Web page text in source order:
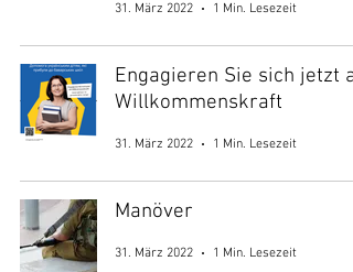
31. März 2022 1 Min. Lesezeit
Engagieren Sie sich jetzt
Willkommenskraft
31. März 2022 1 Min. Lesezeit
Manöver
31. März 2022 1 Min. Lesezeit